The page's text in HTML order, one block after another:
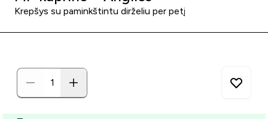
Krepšys su paminkštintu dirželiu per petį